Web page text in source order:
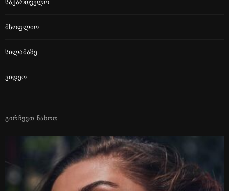
Საქართველო
Მსოფლიო
Სილამაზე
Ვიდეო
ᲒᲘᲠᲩᲔᲕᲗ ᲜᲐᲮᲝᲗ